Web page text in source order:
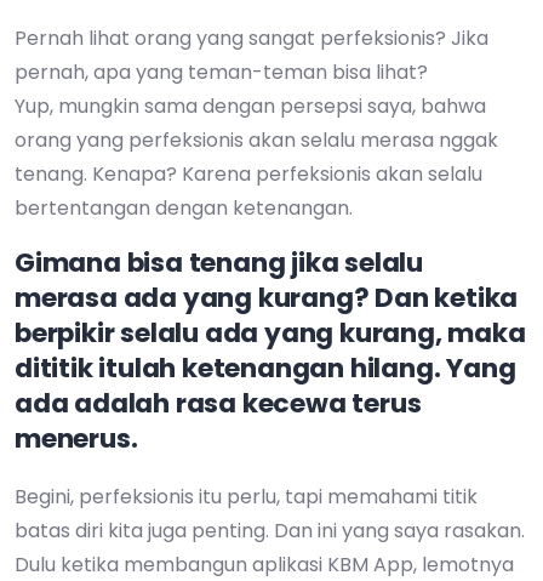
Pernah lihat orang yang sangat perfeksionis? Jika
pernah, apa yang teman-teman bisa lihat?
Yup, mungkin sama dengan persepsi saya, bahwa
orang yang perfeksionis akan selalu merasa nggak
tenang. Kenapa? Karena perfeksionis akan selalu
bertentangan dengan ketenangan.
Gimana bisa tenang jika selalu
merasa ada yang kurang? Dan ketika
berpikir selalu ada yang kurang, maka
dititik itulah ketenangan hilang. Yang
ada adalah rasa kecewa terus
menerus.
Begini, perfeksionis itu perlu, tapi memahami titik
batas diri kita juga penting. Dan ini yang saya rasakan.
Dulu ketika membangun aplikasi KBM App, lemotnya